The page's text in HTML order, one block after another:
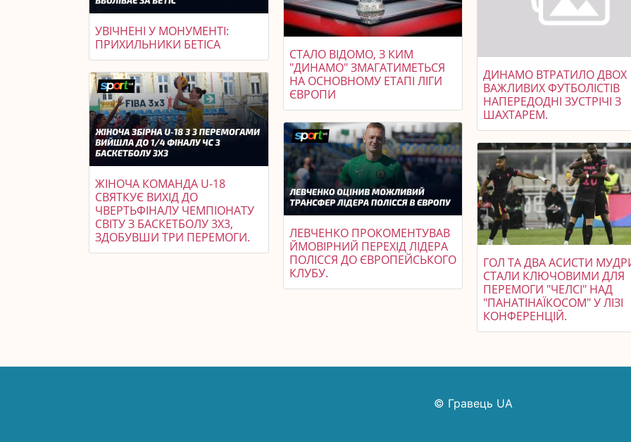
УВІЧНЕНІ У МОНУМЕНТІ:
ПРИХИЛЬНИКИ БЕТІСА
ЖІНОЧА КОМАНДА U-18
СВЯТКУЄ ВИХІД ДО
ЧВЕРТЬФІНАЛУ ЧЕМПІОНАТУ
СВІТУ З БАСКЕТБОЛУ 3X3,
ЗДОБУВШИ ТРИ ПЕРЕМОГИ.
СТАЛО ВІДОМО, З КИМ
"ДИНАМО" ЗМАГАТИМЕТЬСЯ
НА ОСНОВНОМУ ЕТАПІ ЛІГИ
ЄВРОПИ
ЛЕВЧЕНКО ПРОКОМЕНТУВАВ
ЙМОВІРНИЙ ПЕРЕХІД ЛІДЕРА
ПОЛІССЯ ДО ЄВРОПЕЙСЬКОГО
КЛУБУ.
ДИНАМО ВТРАТИЛО ДВОХ
ВАЖЛИВИХ ФУТБОЛІСТІВ
НАПЕРЕДОДНІ ЗУСТРІЧІ З
ШАХТАРЕМ.
ГОЛ ТА ДВА АСИСТИ
СТАЛИ КЛЮЧОВИМИ ДЛЯ
ПЕРЕМОГИ "ЧЕЛСІ" НАД
"ПАНАТІНАЇКОСОМ" У ЛІЗІ
КОНФЕРЕНЦІЙ.
© Гравець UA